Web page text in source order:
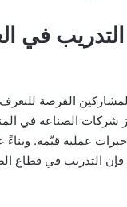
التدريب في
الفرصة
شركات الصناعة في
عملية قيّمة.
التدريب في قطاع